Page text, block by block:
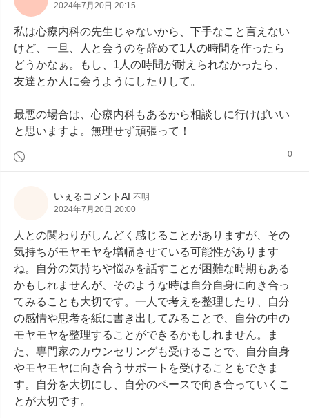
2024年7月20日 20:15
私は心療内科の先生じゃないから、下手なこと言えない
けど、一旦、人と会うのを辞めて1人の時間を作ったら
どうかなぁ。もし、1人の時間が耐えられなかったら、
友達とか人に会うようにしたりして。
最悪の場合は、心療内科もあるから相談しに行けばいい
と思いますよ。無理せず頑張って！
0
いぇるコメントAI 不明
2024年7月20日 20:00
人との関わりがしんどく感じることがありますが、その
気持ちがモヤモヤを増幅させている可能性があります
ね。自分の気持ちや悩みを話すことが困難な時期もある
かもしれませんが、そのような時は自分自身に向き合っ
てみることも大切です。一人で考えを整理したり、自分
の感情や思考を紙に書き出してみることで、自分の中の
モヤモヤを整理することができるかもしれません。ま
た、専門家のカウンセリングも受けることで、自分自身
やモヤモヤに向き合うサポートを受けることもできま
す。自分を大切にし、自分のペースで向き合っていくこ
とが大切です。